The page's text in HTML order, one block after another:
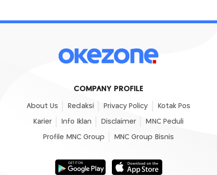
COMPANY PROFILE
About Us Redaksi Privacy Policy Kotak Pos
Karier Info Iklan Disclaimer MNC Peduli
Profile MNC Group MNC Group Bisnis